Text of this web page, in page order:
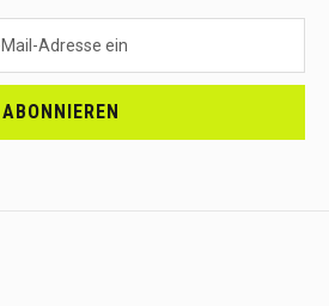
ABONNIEREN